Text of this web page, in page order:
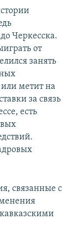
Черкесска.
от
занять
метит на
за связь
есть
связанные с